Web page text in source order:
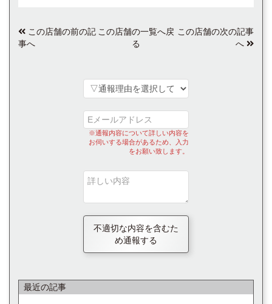
この店舗の前の記
事へ
この店舗の一覧へ戻
る
この店舗の次の記事
へ
※通報内容について詳しい内容を
お伺いする場合があるため、入力
をお願い致します。
不適切な内容を含むた
め通報する
最近の記事